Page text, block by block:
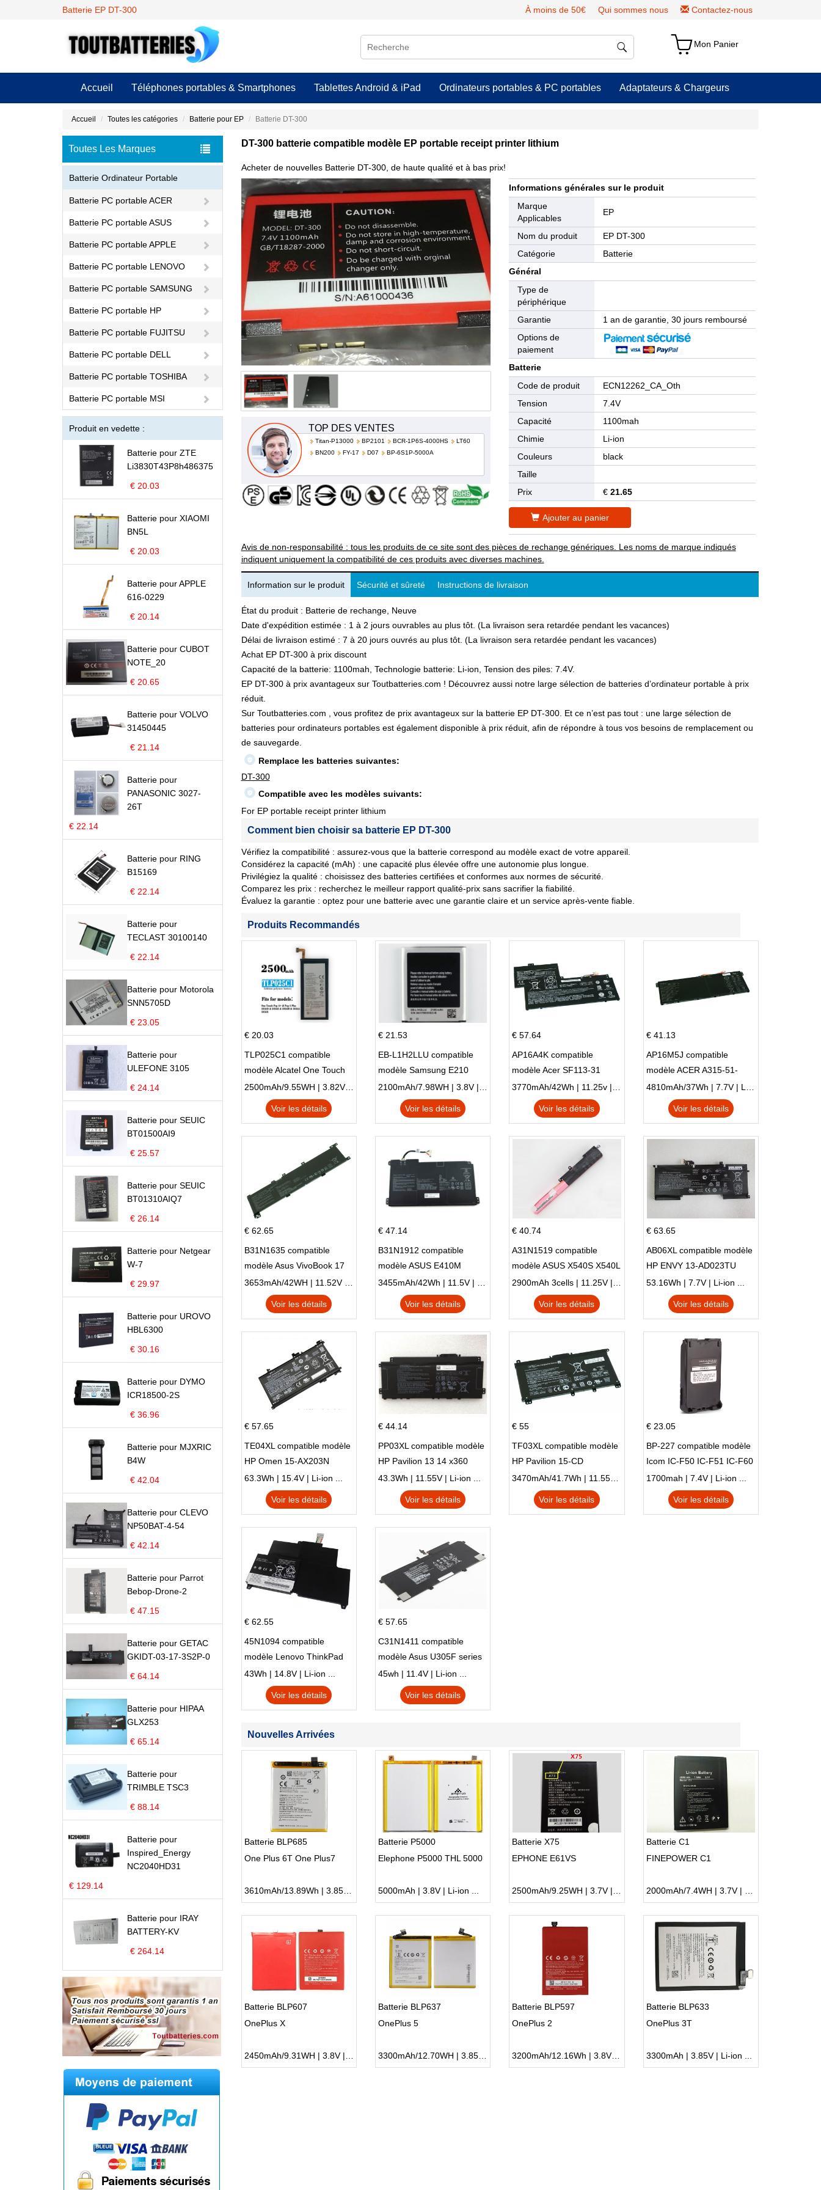
Batterie EP DT-300 À moins de 50€ Qui sommes nous Contactez-nous
Mon Panier
Accueil Téléphones portables & Smartphones Tablettes Android & iPad Ordinateurs portables & PC portables Adaptateurs & Chargeurs
Accueil Toutes les catégories Batterie pour EP Batterie DT-300
Toutes Les Marques
Batterie Ordinateur Portable
Batterie PC portable ACER
Batterie PC portable ASUS
Batterie PC portable APPLE
Batterie PC portable LENOVO
Batterie PC portable SAMSUNG
Batterie PC portable HP
Batterie PC portable FUJITSU
Batterie PC portable DELL
Batterie PC portable TOSHIBA
Batterie PC portable MSI
Produit en vedette :
Batterie pour ZTE
Li3830T43P8h486375
€ 20.03
Batterie pour XIAOMI
BN5L
€ 20.03
Batterie pour APPLE
616-0229
€ 20.14
Batterie pour CUBOT
NOTE_20
€ 20.65
Batterie pour VOLVO
31450445
€ 21.14
Batterie pour
PANASONIC 3027-
26T
€ 22.14
Batterie pour RING
B15169
€ 22.14
Batterie pour
TECLAST 30100140
€ 22.14
Batterie pour Motorola
SNN5705D
€ 23.05
Batterie pour
ULEFONE 3105
€ 24.14
Batterie pour SEUIC
BT01500AI9
€ 25.57
Batterie pour SEUIC
BT01310AIQ7
€ 26.14
Batterie pour Netgear
W-7
€ 29.97
Batterie pour UROVO
HBL6300
€ 30.16
Batterie pour DYMO
ICR18500-2S
€ 36.96
Batterie pour MJXRIC
B4W
€ 42.04
Batterie pour CLEVO
NP50BAT-4-54
€ 42.14
Batterie pour Parrot
Bebop-Drone-2
€ 47.15
Batterie pour GETAC
GKIDT-03-17-3S2P-0
€ 64.14
Batterie pour HIPAA
GLX253
€ 65.14
Batterie pour
TRIMBLE TSC3
€ 88.14
Batterie pour
Inspired_Energy
NC2040HD31
€ 129.14
Batterie pour IRAY
BATTERY-KV
€ 264.14
DT-300 batterie compatible modèle EP portable receipt printer lithium
Acheter de nouvelles Batterie DT-300, de haute qualité et à bas prix!
TOP DES VENTES
Titan-P13000 BP2101 BCR-1P6S-4000HS
LT60
BN200
FY-17 D07 BP-6S1P-5000A
Informations générales sur le produit
Marque
Applicables
EP
Nom du produit
EP DT-300
Catégorie
Batterie
Général
Type de
périphérique
Garantie
1 an de garantie, 30 jours remboursé
Options de
paiement
Batterie
Code de produit
ECN12262_CA_Oth
Tension
7.4V
Capacité
1100mah
Chimie
Li-ion
Couleurs
black
Taille
Prix
€21.65
Ajouter au panier
Avis de non-responsabilité : tous les produits de ce site sont des pièces de rechange génériques. Les noms de marque indiqués
indiquent uniquement la compatibilité de ces produits avec diverses machines.
Information sur le produit Sécurité et sûreté Instructions de livraison
État du produit : Batterie de rechange, Neuve
Date d'expédition estimée : 1 à 2 jours ouvrables au plus tôt. (La livraison sera retardée pendant les vacances)
Délai de livraison estimé : 7 à 20 jours ouvrés au plus tôt. (La livraison sera retardée pendant les vacances)
Achat EP DT-300 à prix discount
Capacité de la batterie: 1100mah, Technologie batterie: Li-ion, Tension des piles: 7.4V.
EP DT-300 à prix avantageux sur Toutbatteries.com ! Découvrez aussi notre large sélection de batteries d’ordinateur portable à prix
réduit.
Sur Toutbatteries.com , vous profitez de prix avantageux sur la batterie EP DT-300. Et ce n’est pas tout : une large sélection de
batteries pour ordinateurs portables est également disponible à prix réduit, afin de répondre à tous vos besoins de remplacement ou
de sauvegarde.
Remplace les batteries suivantes:
DT-300
Compatible avec les modèles suivants:
For EP portable receipt printer lithium
Comment bien choisir sa batterie EP DT-300
Vérifiez la compatibilité : assurez-vous que la batterie correspond au modèle exact de votre appareil.
Considérez la capacité (mAh) : une capacité plus élevée offre une autonomie plus longue.
Privilégiez la qualité : choisissez des batteries certifiées et conformes aux normes de sécurité.
Comparez les prix : recherchez le meilleur rapport qualité-prix sans sacrifier la fiabilité.
Évaluez la garantie : optez pour une batterie avec une garantie claire et un service après-vente fiable.
Produits Recommandés
€ 20.03
TLP025C1 compatible
modèle Alcatel One Touch
Pop 4 Plus OT-5056D
2500mAh/9.55WH | 3.82V | Li-ion ...
Voir les détails
€ 21.53
EB-L1H2LLU compatible
modèle Samsung E210
E210K i939
Voir les détails
€ 57.64
AP16A4K compatible
modèle Acer SF113-31
AO1-132 NE132
Voir les détails
€ 41.13
AP16M5J compatible
modèle ACER A315-51-
51SL N17Q1 SERIES
Voir les détails
€ 62.65
B31N1635 compatible
modèle Asus VivoBook 17
X705NC X705UA X705UV
X705UN X705UD
Voir les détails
€ 47.14
B31N1912 compatible
modèle ASUS E410M
E410MA L410MA
Voir les détails
€ 40.74
A31N1519 compatible
modèle ASUS X540S X540L
X540LA-SI302 X540SA
X540S
Voir les détails
€ 63.65
AB06XL compatible modèle
HP ENVY 13-AD023TU
HSTNN-DB8C 921438-855
TPN-I128
53.16Wh | 7.7V | Li-ion ...
Voir les détails
€ 57.65
TE04XL compatible modèle
HP Omen 15-AX203N
Omen 15 Series Pavilion 15
Series
63.3Wh | 15.4V | Li-ion ...
Voir les détails
€ 44.14
PP03XL compatible modèle
HP Pavilion 13 14 x360
L83388-AC1 L83388-421
HSTNN-LB8S M01118-421
M01144-005 13-BB 14-DV
43.3Wh | 11.55V | Li-ion ...
Voir les détails
€ 55
TF03XL compatible modèle
HP Pavilion 15-CD
Voir les détails
€ 23.05
BP-227 compatible modèle
Icom IC-F50 IC-F51 IC-F60
IC-F61 IC-M87
1700mah | 7.4V | Li-ion ...
Voir les détails
€ 62.55
45N1094 compatible
modèle Lenovo ThinkPad
Edge S230u Twist
43Wh | 14.8V | Li-ion ...
Voir les détails
€ 57.65
C31N1411 compatible
modèle Asus U305F series
45wh | 11.4V | Li-ion ...
Voir les détails
Nouvelles Arrivées
Batterie BLP685
One Plus 6T One Plus7
3610mAh/13.89Wh | 3.85V | Li-ion ...
Batterie P5000
Elephone P5000 THL 5000
5000mAh | 3.8V | Li-ion ...
Batterie X75
EPHONE E61VS
Batterie C1
FINEPOWER C1
Batterie BLP607
OnePlus X
Batterie BLP637
OnePlus 5
3300mAh/12.70WH | 3.85V | Li-ion ...
Batterie BLP597
OnePlus 2
3200mAh/12.16Wh | 3.8V | Li-ion ...
Batterie BLP633
OnePlus 3T
3300mAh | 3.85V | Li-ion ...